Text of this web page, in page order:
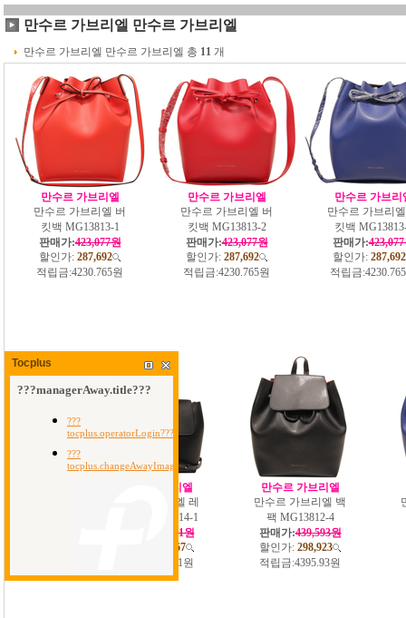
만수르 가브리엘 만수르 가브리엘
만수르 가브리엘 만수르 가브리엘 총 11 개
만수르 가브리엘
만수르 가브리엘 버
킷백 MG13813-1
판매가:423,077원
할인가: 287,692
적립금:4230.765원
만수르 가브리엘
만수르 가브리엘 버
킷백 MG13813-2
판매가:423,077원
할인가: 287,692
적립금:4230.765원
만수르 가브리
만수르 가브리
킷백
판매가:
할인가: 287,692
적립금:
만수르 가브리엘
만수르 가브리엘 레
이디백 MG13814-1
434,511원
295,467
4345.11원
만수르 가브리엘
만수르 가브리엘 백
팩 MG13812-4
판매가:439,593원
할인가: 298,923
적립금:4395.93원
Tocplus